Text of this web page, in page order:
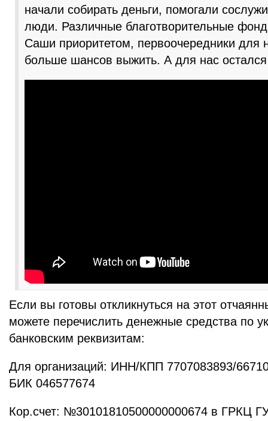
начали собирать деньги, помогали
люди. Различные благотворительные
Саши приоритетом, первоочередники для
больше шансов выжить. А для нас
Если вы готовы откликнуться на этот
можете перечислить денежные средства по
банковским реквизитам:
Для организаций: ИНН/КПП 7707083893/
БИК 046577674
Кор.счет: №30101810500000000674 в ГРКЦ